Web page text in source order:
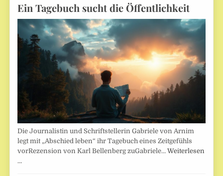
Ein Tagebuch sucht die Öffentlichkeit
Die Journalistin und Schriftstellerin Gabriele von Arnim
legt mit „Abschied leben“ ihr Tagebuch eines Zeitgefühls
vorRezension von Karl Bellenberg zuGabriele…Weiterlesen
…